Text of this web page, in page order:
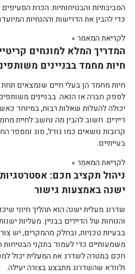
הסביבתיות והבטיחותיות. הכרת הסעיפים
כדי להבין את הדרישות וההנחיות
לקריאת המאמר »
המדריך המלא למונחים
חיות מחמד בבניינים
חיות מחמד הן בעלי חיים שנמצאים
לספק חברה או הנאה. בבניינים
יכולה להעלות שאלות רבות, במיוחד
דיירים. חשוב להבין מה נחשב לחיית
קרובות נושאים כמו גודל, סוג ומספר
בעייתיים.
לקריאת המאמר »
ניהול תקציב חכם:
ישנה באמצעות גישור
שדרוג מעלית ישנה הוא תהליך חיוני
והנוחות של הדיירים בבניין. מעליות
בבעיות טכניות, ובחלק מהמקרים, יש
משמעותיים כדי לעמוד בתקני הבטיחות
חכם במטרה לשדרג את המעלית יכול
ולוודא שהשדרוג מתבצע בצורה יעילה.